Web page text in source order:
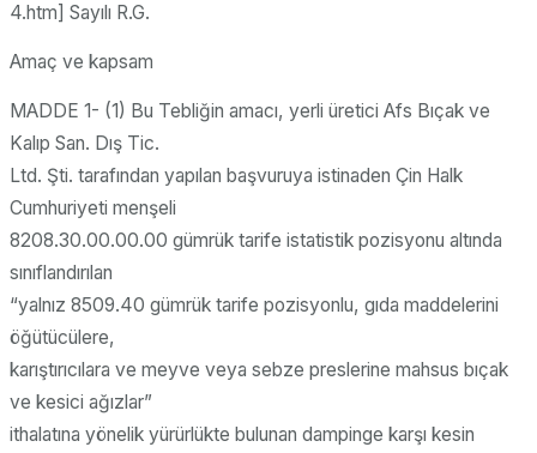
4.htm] Sayılı R.G.
Amaç ve kapsam
MADDE 1- (1) Bu Tebliğin amacı, yerli üretici Afs Bıçak ve
Kalıp San. Dış Tic.
Ltd. Şti. tarafından yapılan başvuruya istinaden Çin Halk
Cumhuriyeti menşeli
8208.30.00.00.00 gümrük tarife istatistik pozisyonu altında
sınıflandırılan
“yalnız 8509.40 gümrük tarife pozisyonlu, gıda maddelerini
öğütücülere,
karıştırıcılara ve meyve veya sebze preslerine mahsus bıçak
ve kesici ağızlar”
ithalatına yönelik yürürlükte bulunan dampinge karşı kesin